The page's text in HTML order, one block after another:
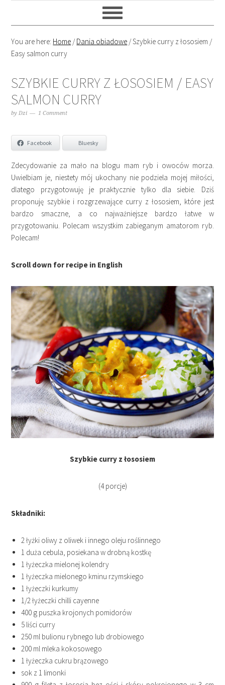
You are here: Home /Dania obiadowe /Szybkie curry z łososiem /
Easy salmon curry
SZYBKIE CURRY Z ŁOSOSIEM / EASY
SALMON CURRY
byDzi 1 Comment
Facebook Bluesky
Zdecydowanie za mało na blogu mam ryb i owoców morza.
Uwielbiam je, niestety mój ukochany nie podziela mojej miłości,
dlatego przygotowuję je praktycznie tylko dla siebie. Dziś
proponuję szybkie i rozgrzewające curry z łososiem, które jest
bardzo smaczne, a co najważniejsze bardzo łatwe w
przygotowaniu. Polecam wszystkim zabieganym amatorom ryb.
Polecam!
Scroll down for recipe in English
Szybkie curry z łososiem
(4 porcje)
Składniki:
2 łyżki oliwy z oliwek i innego oleju roślinnego
1 duża cebula, posiekana w drobną kostkę
1 łyżeczka mielonej kolendry
1 łyżeczka mielonego kminu rzymskiego
1 łyżeczki kurkumy
1/2 łyżeczki chilli cayenne
400 g puszka krojonych pomidorów
5 liści curry
250 ml bulionu rybnego lub drobiowego
200 ml mleka kokosowego
1 łyżeczka cukru brązowego
sok z 1 limonki